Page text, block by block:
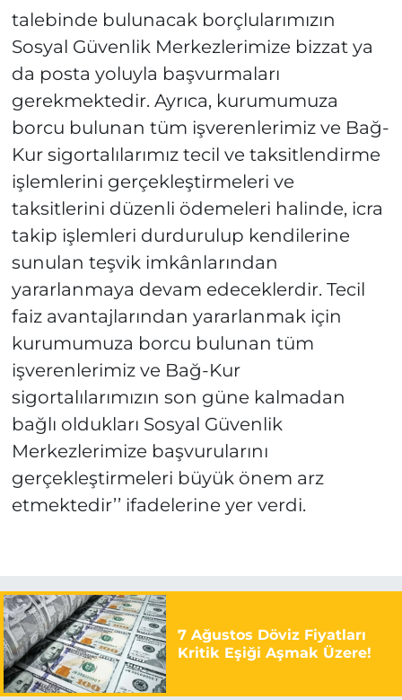
talebinde bulunacak borçlularımızın
Sosyal Güvenlik Merkezlerimize bizzat ya
da posta yoluyla başvurmaları
gerekmektedir. Ayrıca, kurumumuza
borcu bulunan tüm işverenlerimiz ve Bağ-
Kur sigortalılarımız tecil ve taksitlendirme
işlemlerini gerçekleştirmeleri ve
taksitlerini düzenli ödemeleri halinde, icra
takip işlemleri durdurulup kendilerine
sunulan teşvik imkânlarından
yararlanmaya devam edeceklerdir. Tecil
faiz avantajlarından yararlanmak için
kurumumuza borcu bulunan tüm
işverenlerimiz ve Bağ-Kur
sigortalılarımızın son güne kalmadan
bağlı oldukları Sosyal Güvenlik
Merkezlerimize başvurularını
gerçekleştirmeleri büyük önem arz
etmektedir’’ ifadelerine yer verdi.
7 Ağustos Döviz Fiyatları
Kritik Eşiği Aşmak Üzere!